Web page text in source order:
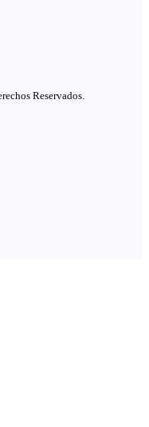
Reservados.